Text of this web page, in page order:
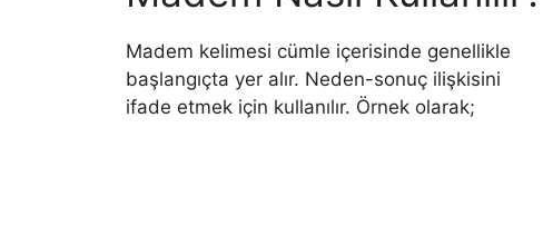
Madem kelimesi cümle içerisinde genellikle
başlangıçta yer alır. Neden-sonuç ilişkisini
ifade etmek için kullanılır. Örnek olarak;